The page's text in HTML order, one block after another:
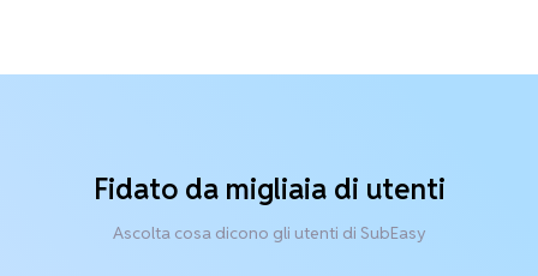
Fidato da migliaia di utenti
Ascolta cosa dicono gli utenti di SubEasy